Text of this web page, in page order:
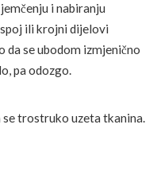
i nabiranju
ili krojni dijelovi
da se ubodom izmjenično
pa odozgo.
se trostruko uzeta tkanina.